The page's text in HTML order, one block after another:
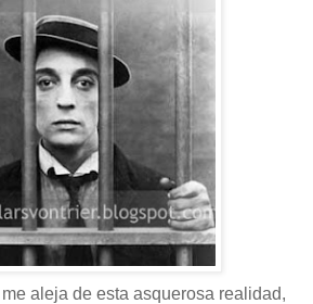
aleja de esta asquerosa realidad,